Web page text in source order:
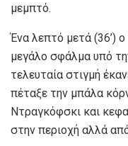
μεμπτό.
Ένα λεπτό μετά (36’)
μεγάλο σφάλμα υπό
τελευταία στιγμή
πέταξε την μπάλα
Ντραγκόφσκι και
στην περιοχή αλλά